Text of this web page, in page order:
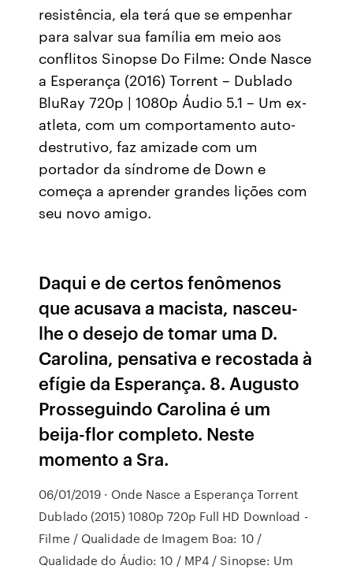
resistência, ela terá que se empenhar
para salvar sua família em meio aos
conflitos Sinopse Do Filme: Onde Nasce
a Esperança (2016) Torrent – Dublado
BluRay 720p | 1080p Áudio 5.1 – Um ex-
atleta, com um comportamento auto-
destrutivo, faz amizade com um
portador da síndrome de Down e
começa a aprender grandes lições com
seu novo amigo.
Daqui e de certos fenômenos
que acusava a macista, nasceu-
lhe o desejo de tomar uma D.
Carolina, pensativa e recostada à
efígie da Esperança. 8. Augusto
Prosseguindo Carolina é um
beija-flor completo. Neste
momento a Sra.
06/01/2019 · Onde Nasce a Esperança Torrent
Dublado (2015) 1080p 720p Full HD Download -
Filme / Qualidade de Imagem Boa: 10 /
Qualidade do Áudio: 10 / MP4 / Sinopse: Um